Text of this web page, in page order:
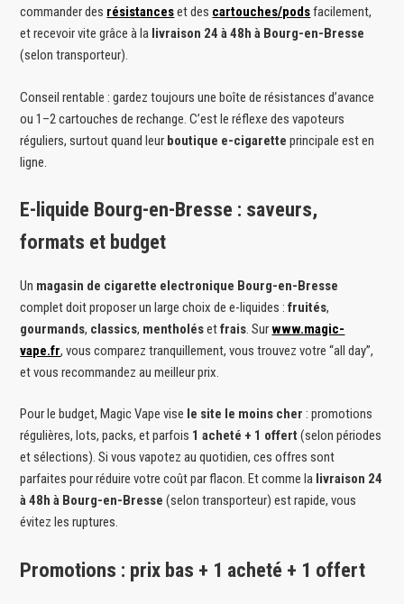
commander des résistanceset des cartouches/podsfacilement,
et recevoir vite grâce à la livraison 24 à 48h à Bourg-en-Bresse
(selon transporteur).
Conseil rentable : gardez toujours une boîte de résistances d’avance
ou 1–2 cartouches de rechange. C’est le réflexe des vapoteurs
réguliers, surtout quand leur boutique e-cigarette principale est en
ligne.
E-liquide Bourg-en-Bresse : saveurs,
formats et budget
Un magasin de cigarette electronique Bourg-en-Bresse
complet doit proposer un large choix de e-liquides :fruités,
gourmands, classics, mentholésetfrais. Surwww.magic-
vape.fr, vous comparez tranquillement, vous trouvez votre “all day”,
et vous recommandez au meilleur prix.
Pour le budget, Magic Vape vise le site le moins cher : promotions
régulières, lots, packs, et parfois 1 acheté + 1 offert (selon périodes
et sélections). Si vous vapotez au quotidien, ces offres sont
parfaites pour réduire votre coût par flacon. Et comme la livraison 24
à 48h à Bourg-en-Bresse (selon transporteur) est rapide, vous
évitez les ruptures.
Promotions : prix bas + 1 acheté + 1 offert